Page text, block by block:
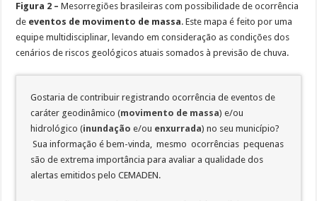
Figura 2 – Mesorregiões brasileiras com possibilidade de ocorrência
de eventos de movimento de massa. Este mapa é feito por uma
equipe multidisciplinar, levando em consideração as condições dos
cenários de riscos geológicos atuais somados à previsão de chuva.
Gostaria de contribuir registrando ocorrência de eventos de
caráter geodinâmico (movimento de massa) e/ou
hidrológico (inundaçãoe/ou enxurrada) no seu município?
Sua informação é bem-vinda, mesmo ocorrências pequenas
são de extrema importância para avaliar a qualidade dos
alertas emitidos pelo CEMADEN.